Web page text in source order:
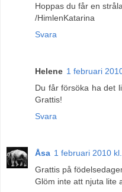
Hoppas du får en
/HimlenKatarina
Svara
Helene 1 februari
Du får försöka ha det
Grattis!
Svara
Åsa 1 februari 2010
Grattis på
Glöm inte att njuta lite